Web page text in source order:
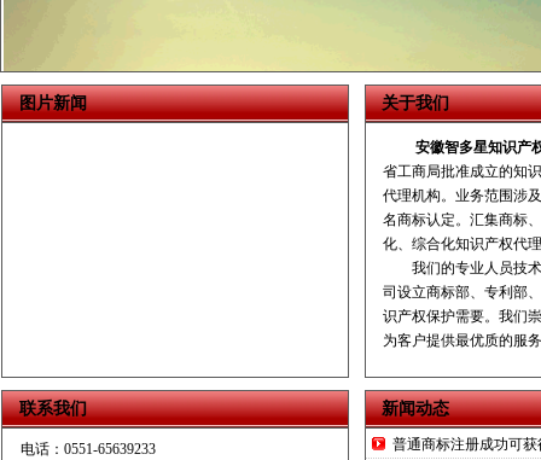
图片新闻
联系我们
电话：0551-65639233
安徽智多星知识产
省工商局批准成立的知
代理机构。业务范围涉
名商标认定。汇集商标
化、综合化知识产权代
我们的专业人员技术
司设立商标部、专利部
识产权保护需要。我们
为客户提供最优质的服
新闻
普通商标注册成功可获